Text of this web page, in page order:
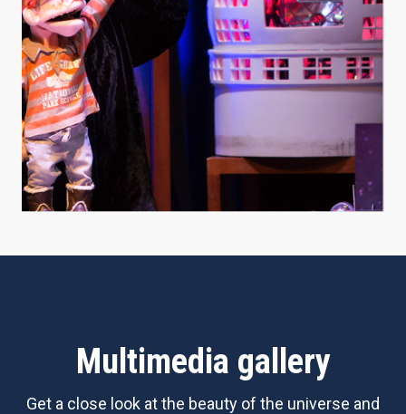
Multimedia gallery
Get a close look at the beauty of the universe and